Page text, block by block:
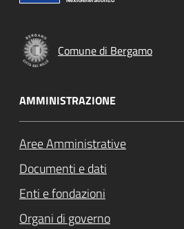
Comune di Bergamo
AMMINISTRAZIONE
Aree Amministrative
Documenti e dati
Enti e fondazioni
Organi di governo